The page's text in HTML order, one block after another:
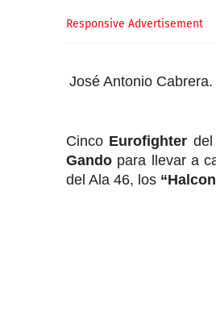
Responsive Advertisement
José Antonio
Cinco Eurofighter
Gando para llevar a
del Ala 46, los